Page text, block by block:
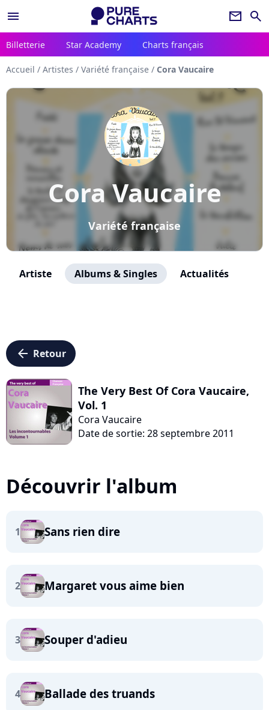
menu newsletter search
Billetterie Star Academy Charts français
Accueil / Artistes / Variété française / Cora Vaucaire
Cora Vaucaire
Variété française
Artiste Albums & Singles Actualités
arrow_left Retour
The Very Best Of Cora Vaucaire,
Vol. 1
Cora Vaucaire
Date de sortie: 28 septembre 2011
Découvrir l'album
1 Sans rien dire
2 Margaret vous aime bien
3 Souper d'adieu
4 Ballade des truands